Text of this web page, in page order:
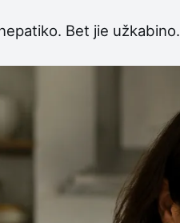
Bet jie užkabino.